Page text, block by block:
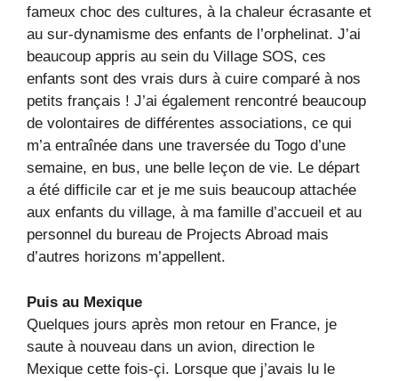
fameux choc des cultures, à la chaleur écrasante et
au sur-dynamisme des enfants de l’orphelinat. J’ai
beaucoup appris au sein du Village SOS, ces
enfants sont des vrais durs à cuire comparé à nos
petits français ! J’ai également rencontré beaucoup
de volontaires de différentes associations, ce qui
m’a entraînée dans une traversée du Togo d’une
semaine, en bus, une belle leçon de vie. Le départ
a été difficile car et je me suis beaucoup attachée
aux enfants du village, à ma famille d’accueil et au
personnel du bureau de Projects Abroad mais
d’autres horizons m’appellent.
Puis au Mexique
Quelques jours après mon retour en France, je
saute à nouveau dans un avion, direction le
Mexique cette fois-çi. Lorsque que j’avais lu le